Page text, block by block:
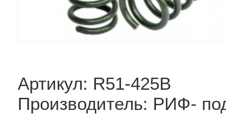
Артикул: R51-425B
Производитель: РИФ-